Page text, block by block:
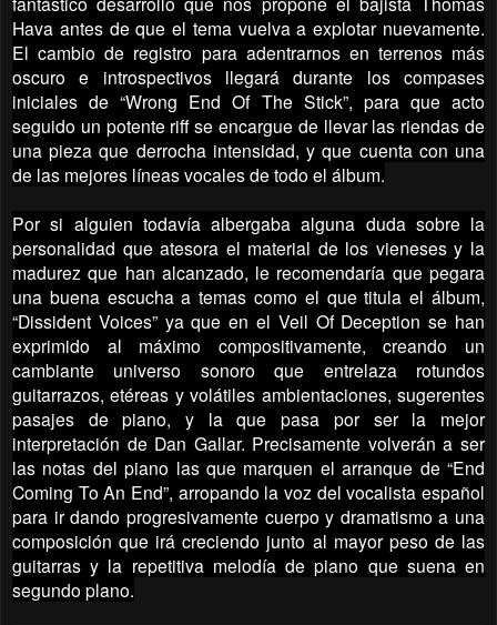
Hava antes de que el tema vuelva a explotar nuevamente.
El cambio de registro para adentrarnos en terrenos más
oscuro e introspectivos llegará durante los compases
iniciales de “Wrong End Of The Stick”, para que acto
seguido un potente riff se encargue de llevar las riendas de
una pieza que derrocha intensidad, y que cuenta con una
de las mejores líneas vocales de todo el álbum.
Por si alguien todavía albergaba alguna duda sobre la
personalidad que atesora el material de los vieneses y la
madurez que han alcanzado, le recomendaría que pegara
una buena escucha a temas como el que titula el álbum,
“Dissident Voices” ya que en el Veil Of Deception se han
exprimido al máximo compositivamente, creando un
cambiante universo sonoro que entrelaza rotundos
guitarrazos, etéreas y volátiles ambientaciones, sugerentes
pasajes de piano, y la que pasa por ser la mejor
interpretación de Dan Gallar. Precisamente volverán a ser
las notas del piano las que marquen el arranque de “End
Coming To An End”, arropando la voz del vocalista español
para ir dando progresivamente cuerpo y dramatismo a una
composición que irá creciendo junto al mayor peso de las
guitarras y la repetitiva melodía de piano que suena en
segundo plano.